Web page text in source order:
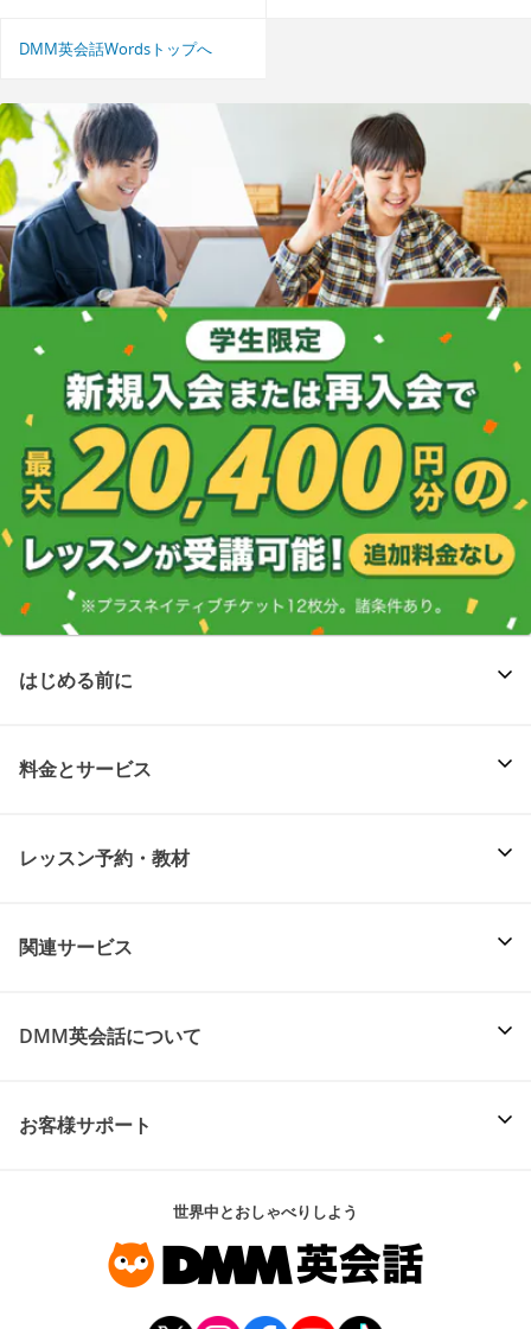
DMM英会話Wordsトップへ
はじめる前に
料金とサービス
レッスン予約・教材
関連サービス
DMM英会話について
お客様サポート
世界中とおしゃべりしよう